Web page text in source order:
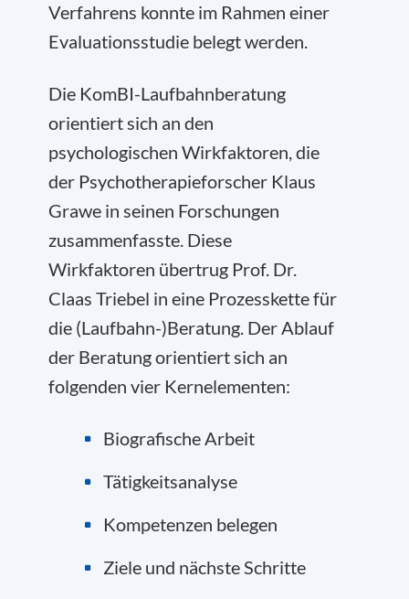
Verfahrens konnte im Rahmen einer
Evaluationsstudie belegt werden.
Die KomBI-Laufbahnberatung
orientiert sich an den
psychologischen Wirkfaktoren, die
der Psychotherapieforscher Klaus
Grawe in seinen Forschungen
zusammenfasste. Diese
Wirkfaktoren übertrug Prof. Dr.
Claas Triebel in eine Prozesskette für
die (Laufbahn-)Beratung. Der Ablauf
der Beratung orientiert sich an
folgenden vier Kernelementen:
Biografische Arbeit
Tätigkeitsanalyse
Kompetenzen belegen
Ziele und nächste Schritte